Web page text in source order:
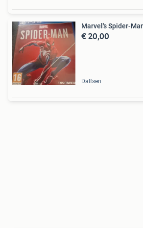
Marvel's Spider-
€ 20,00
Dalfsen